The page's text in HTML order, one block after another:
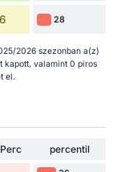
28
2026 szezonban a(z)
kapott, valamint 0 piros
el.
percentil